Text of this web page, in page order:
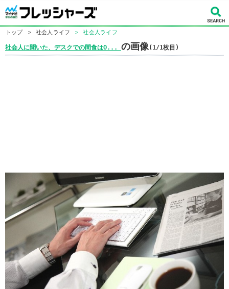
トップ > 社会人ライフ > 社会人ライフ
社会人に聞いた、デスクでの間食はO... の画像(1/1枚目)